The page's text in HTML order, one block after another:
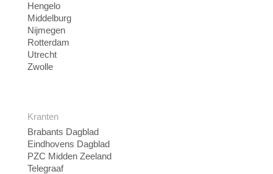
Hengelo
Middelburg
Nijmegen
Rotterdam
Utrecht
Zwolle
Kranten
Brabants Dagblad
Eindhovens Dagblad
PZC Midden Zeeland
Telegraaf